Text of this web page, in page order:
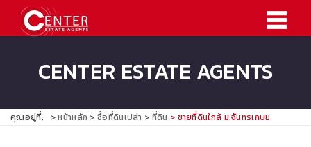
CENTER ESTATE AGENTS
คุณอยู่ที่: หน้าหลัก ซื้อที่ดินเปล่า ที่ดิน ขายที่ดินใกล้ ม.จันทรเกษม